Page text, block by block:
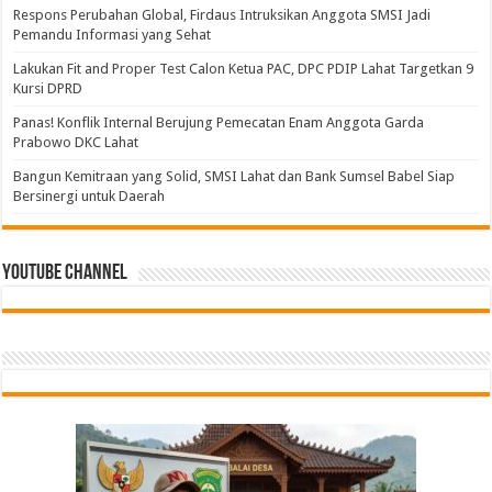
Respons Perubahan Global, Firdaus Intruksikan Anggota SMSI Jadi
Pemandu Informasi yang Sehat
Lakukan Fit and Proper Test Calon Ketua PAC, DPC PDIP Lahat Targetkan 9
Kursi DPRD
Panas! Konflik Internal Berujung Pemecatan Enam Anggota Garda
Prabowo DKC Lahat
Bangun Kemitraan yang Solid, SMSI Lahat dan Bank Sumsel Babel Siap
Bersinergi untuk Daerah
Youtube Channel